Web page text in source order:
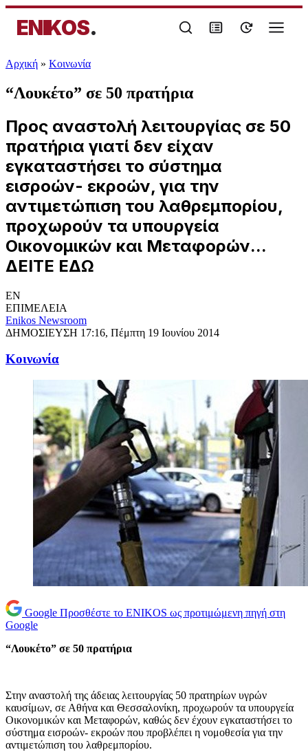
ENIKOS.
Αρχική » Κοινωνία
“Λουκέτο” σε 50 πρατήρια
Προς αναστολή λειτουργίας σε 50
πρατήρια γιατί δεν είχαν
εγκαταστήσει το σύστημα
εισροών- εκροών, για την
αντιμετώπιση του λαθρεμπορίου,
προχωρούν τα υπουργεία
Οικονομικών και Μεταφορών...
ΔΕΙΤΕ ΕΔΩ
EN
ΕΠΙΜΕΛΕΙΑ
Enikos Newsroom
ΔΗΜΟΣΙΕΥΣΗ 17:16, Πέμπτη 19 Ιουνίου 2014
Κοινωνία
Google Προσθέστε το ENIKOS ως προτιμώμενη πηγή στη
Google
“Λουκέτο” σε 50 πρατήρια
Στην αναστολή της άδειας λειτουργίας 50 πρατηρίων υγρών
καυσίμων, σε Αθήνα και Θεσσαλονίκη, προχωρούν τα υπουργεία
Οικονομικών και Μεταφορών, καθώς δεν έχουν εγκαταστήσει το
σύστημα εισροών- εκροών που προβλέπει η νομοθεσία για την
αντιμετώπιση του λαθρεμπορίου.